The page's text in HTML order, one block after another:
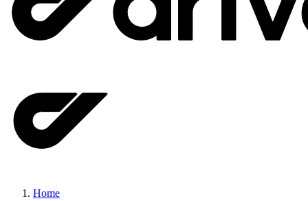
Home